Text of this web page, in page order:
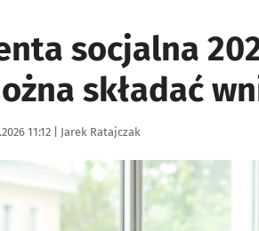
socjalna
składać
11:12 | Autor:
Jarek Ratajczak
aby powiększyć